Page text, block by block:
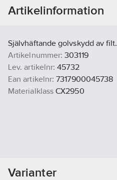
Artikelinformation
Självhäftande golvskydd av filt.
Artikelnummer: 303119
Lev. artikelnr: 45732
Ean artikelnr: 7317900045738
Materialklass CX2950
Varianter